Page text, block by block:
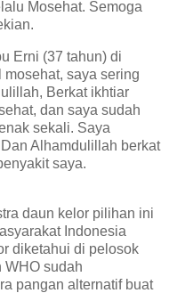
Mosehat. Semoga
Erni (37 tahun) di
saya sering
Berkat ikhtiar
dan saya sudah
sekali. Saya
Alhamdulillah berkat
saya.
daun kelor pilihan ini
Indonesia
diketahui di pelosok
WHO sudah
pangan alternatif buat